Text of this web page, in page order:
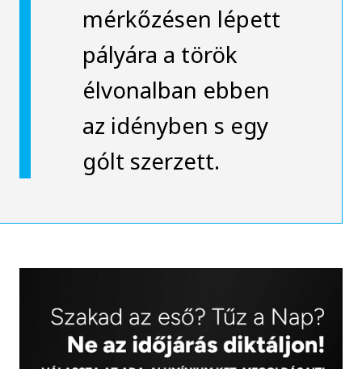
mérkőzésen lépett
pályára a török
élvonalban ebben
az idényben s egy
gólt szerzett.